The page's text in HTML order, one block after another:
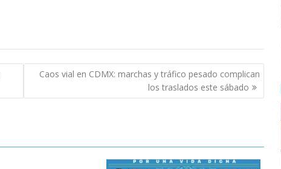
Caos vial en CDMX: marchas y tráfico pesado complican
los traslados este sábado